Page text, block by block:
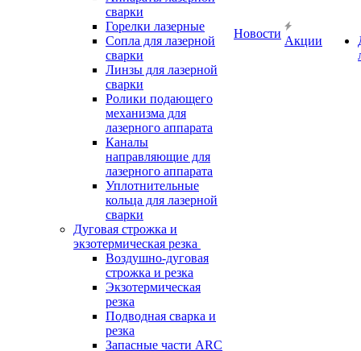
сварки
Горелки лазерные
Сопла для лазерной
сварки
Линзы для лазерной
сварки
Ролики подающего
механизма для
лазерного аппарата
Каналы
направляющие для
лазерного аппарата
Уплотнительные
кольца для лазерной
сварки
Дуговая строжка и
экзотермическая резка
Воздушно-дуговая
строжка и резка
Экзотермическая
резка
Подводная сварка и
резка
Запасные части ARC
Новости
Акции